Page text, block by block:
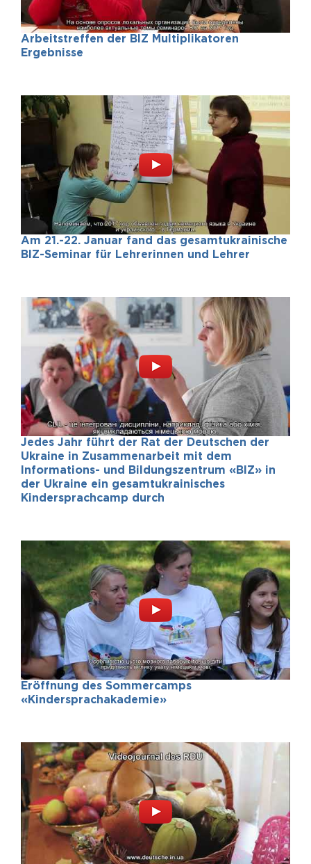
Arbeitstreffen der BIZ Multiplikatoren
Ergebnisse
Am 21.-22. Januar fand das gesamtukrainische
BIZ-Seminar für Lehrerinnen und Lehrer
Jedes Jahr führt der Rat der Deutschen der
Ukraine in Zusammenarbeit mit dem
Informations- und Bildungszentrum «BIZ» in
der Ukraine ein gesamtukrainisches
Kindersprachcamp durch
Eröffnung des Sommercamps
«Kindersprachakademie»